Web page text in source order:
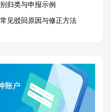
归类与申报示例
见驳回原因与修正方法